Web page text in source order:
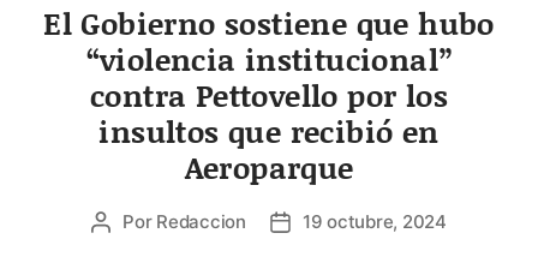
El Gobierno sostiene que hubo
“violencia institucional”
contra Pettovello por los
insultos que recibió en
Aeroparque
Autor
Por Redaccion
Fecha19 octubre, 2024